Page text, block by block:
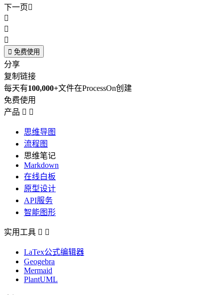
下一页



 免费使用
分享
复制链接
每天有100,000+文件在ProcessOn创建
免费使用
产品  
思维导图
流程图
思维笔记
Markdown
在线白板
原型设计
API服务
智能图形
实用工具  
LaTex公式编辑器
Geogebra
Mermaid
PlantUML